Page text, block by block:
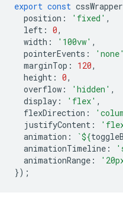
export const cssWrapper
position : 'fixed' ,
left : 0,
width : '100vw' ,
pointerEvents : 'none'
marginTop : 120,
height : 0,
overflow : 'hidden' ,
display : 'flex' ,
flexDirection :
justifyContent :
animation : `${
animationTimeline :
animationRange :
});